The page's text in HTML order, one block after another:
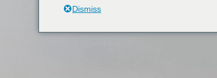
Dismiss